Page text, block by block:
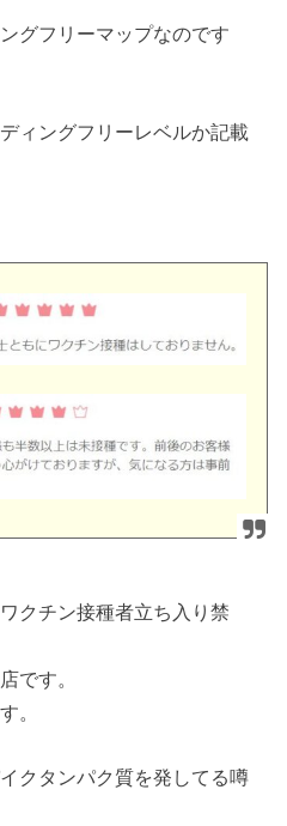
グフリーマップなのです
ィングフリーレベルか記載
クチン接種者立ち入り禁
です。
。
クタンパク質を発してる噂